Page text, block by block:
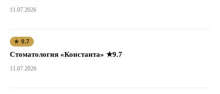
11.07.2026
★ 9.7
Стоматология «Константа» ★9.7
11.07.2026